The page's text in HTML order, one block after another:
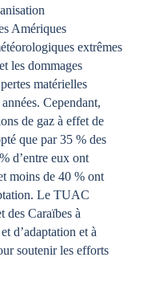
Amériques
extrêmes
les dommages
matérielles
Cependant,
de gaz à effet de
que par 35 % des
d’entre eux ont
moins de 40 % ont
Le TUAC
des Caraïbes à
d’adaptation et à
soutenir les efforts